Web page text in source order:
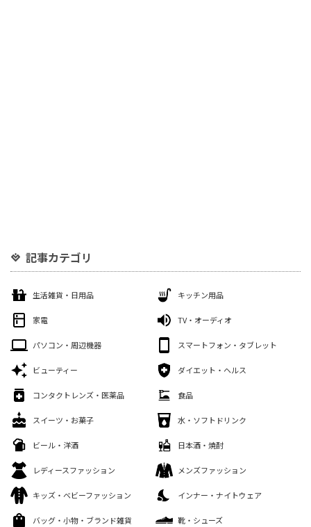
記事カテゴリ
生活雑貨・日用品 キッチン用品
家電 TV・オーディオ
パソコン・周辺機器 スマートフォン・タブレット
ビューティー ダイエット・ヘルス
コンタクトレンズ・医薬品 食品
スイーツ・お菓子 水・ソフトドリンク
ビール・洋酒 日本酒・焼酎
レディースファッション メンズファッション
キッズ・ベビーファッション インナー・ナイトウェア
バッグ・小物・ブランド雑貨 靴・シューズ